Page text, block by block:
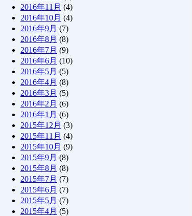
2016年11月 (4)
2016年10月 (4)
2016年9月 (7)
2016年8月 (8)
2016年7月 (9)
2016年6月 (10)
2016年5月 (5)
2016年4月 (8)
2016年3月 (5)
2016年2月 (6)
2016年1月 (6)
2015年12月 (3)
2015年11月 (4)
2015年10月 (9)
2015年9月 (8)
2015年8月 (8)
2015年7月 (7)
2015年6月 (7)
2015年5月 (7)
2015年4月 (5)